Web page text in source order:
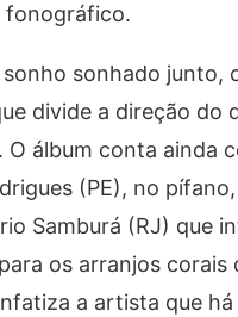
fonográfico.
sonhado junto,
divide a direção do
álbum conta ainda
(PE), no
Samburá (RJ) que
os arranjos corais
a artista que